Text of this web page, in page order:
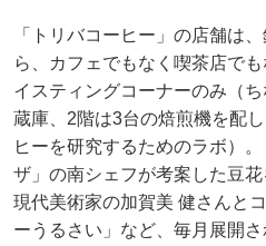
「トリバコーヒー」の店舗は
ら、カフェでもなく喫茶店で
イスティングコーナーのみ（
蔵庫、2階は3台の焙煎機を配
ヒーを研究するためのラボ）
ザ」の南シェフが考案した豆花
現代美術家の加賀美 健さんと
ーうるさい」など、毎月展開